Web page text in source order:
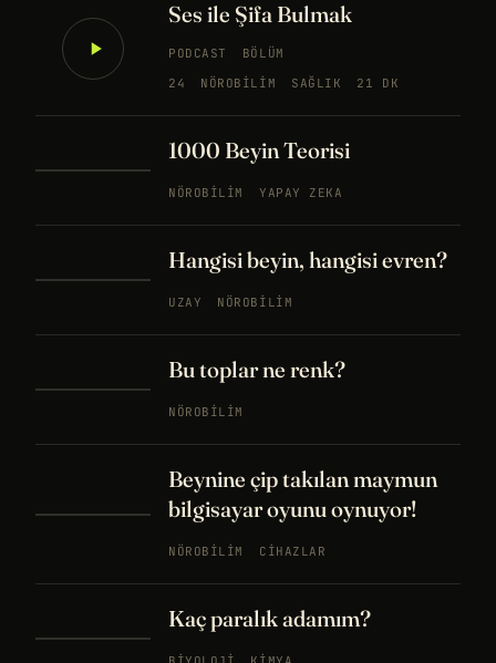
Ses ile Şifa Bulmak
PODCAST
BÖLÜM
24
NÖROBILIM SAĞLIK 21 DK
1000 Beyin Teorisi
NÖROBILIM YAPAY ZEKA
Hangisi beyin, hangisi evren?
UZAY NÖROBILIM
Bu toplar ne renk?
NÖROBILIM
Beynine çip takılan maymun
bilgisayar oyunu oynuyor!
NÖROBILIM CIHAZLAR
Kaç paralık adamım?